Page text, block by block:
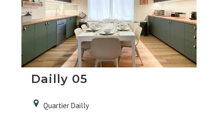
Dailly 05
Quartier Dailly